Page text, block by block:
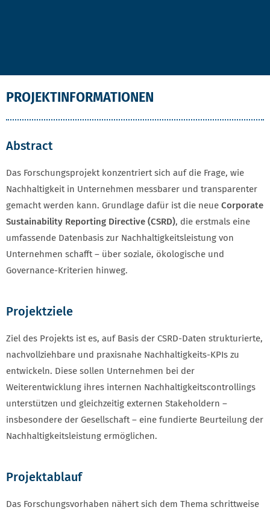
PROJEKTINFORMATIONEN
Abstract
Das Forschungsprojekt konzentriert sich auf die Frage, wie
Nachhaltigkeit in Unternehmen messbarer und transparenter
gemacht werden kann. Grundlage dafür ist die neue Corporate
Sustainability Reporting Directive (CSRD), die erstmals eine
umfassende Datenbasis zur Nachhaltigkeitsleistung von
Unternehmen schafft – über soziale, ökologische und
Governance-Kriterien hinweg.
Projektziele
Ziel des Projekts ist es, auf Basis der CSRD-Daten strukturierte,
nachvollziehbare und praxisnahe Nachhaltigkeits-KPIs zu
entwickeln. Diese sollen Unternehmen bei der
Weiterentwicklung ihres internen Nachhaltigkeitscontrollings
unterstützen und gleichzeitig externen Stakeholdern –
insbesondere der Gesellschaft – eine fundierte Beurteilung der
Nachhaltigkeitsleistung ermöglichen.
Projektablauf
Das Forschungsvorhaben nähert sich dem Thema schrittweise